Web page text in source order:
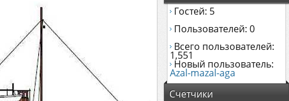
Гостей: 5
Пользователей: 0
Всего пользователей:
1,551
Новый пользователь:
Azal-mazal-aga
Счетчики